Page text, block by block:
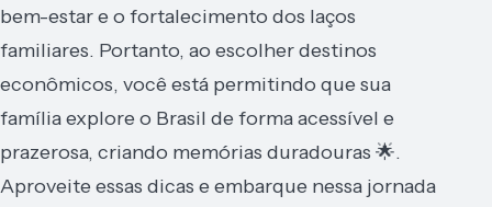
bem-estar e o fortalecimento dos laços
familiares. Portanto, ao escolher destinos
econômicos, você está permitindo que sua
família explore o Brasil de forma acessível e
prazerosa, criando memórias duradouras 🌟.
Aproveite essas dicas e embarque nessa jornada